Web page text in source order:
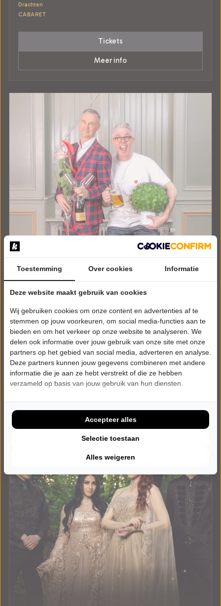
Drachten
CABARET
Tickets
Meer info
VRIJDAG 12 MAART 2027 • 20:30 UUR
Mens 2 Producties
Relatieverschillen om te gillen!
Schouwburg de Lawei
Drachten
ALGEMEEN
Tickets
Meer info
Toestemming Over cookies Informatie
Deze website maakt gebruik van cookies
Wij gebruiken cookies om onze content en advertenties af te
stemmen op jouw voorkeuren, om social media-functies aan te
bieden en om het verkeer op onze website te analyseren. We
delen ook informatie over jouw gebruik van onze site met onze
partners op het gebied van social media, adverteren en analyse.
Deze partners kunnen jouw gegevens combineren met andere
informatie die je aan ze hebt verstrekt of die ze hebben
verzameld op basis van jouw gebruik van hun diensten.
Alles weigeren
Selectie toestaan
Accepteer alles